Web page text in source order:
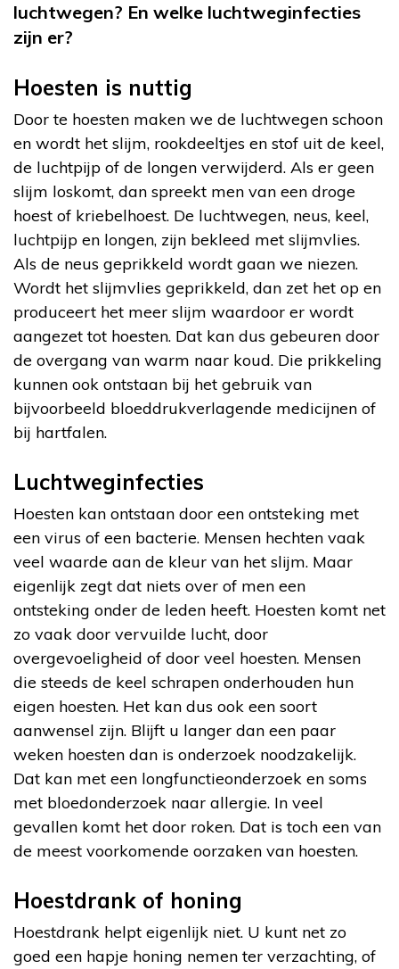
luchtwegen? En welke luchtweginfecties
zijn er?
Hoesten is nuttig
Door te hoesten maken we de luchtwegen schoon
en wordt het slijm, rookdeeltjes en stof uit de keel,
de luchtpijp of de longen verwijderd. Als er geen
slijm loskomt, dan spreekt men van een droge
hoest of kriebelhoest. De luchtwegen, neus, keel,
luchtpijp en longen, zijn bekleed met slijmvlies.
Als de neus geprikkeld wordt gaan we niezen.
Wordt het slijmvlies geprikkeld, dan zet het op en
produceert het meer slijm waardoor er wordt
aangezet tot hoesten. Dat kan dus gebeuren door
de overgang van warm naar koud. Die prikkeling
kunnen ook ontstaan bij het gebruik van
bijvoorbeeld bloeddrukverlagende medicijnen of
bij hartfalen.
Luchtweginfecties
Hoesten kan ontstaan door een ontsteking met
een virus of een bacterie. Mensen hechten vaak
veel waarde aan de kleur van het slijm. Maar
eigenlijk zegt dat niets over of men een
ontsteking onder de leden heeft. Hoesten komt net
zo vaak door vervuilde lucht, door
overgevoeligheid of door veel hoesten. Mensen
die steeds de keel schrapen onderhouden hun
eigen hoesten. Het kan dus ook een soort
aanwensel zijn. Blijft u langer dan een paar
weken hoesten dan is onderzoek noodzakelijk.
Dat kan met een longfunctieonderzoek en soms
met bloedonderzoek naar allergie. In veel
gevallen komt het door roken. Dat is toch een van
de meest voorkomende oorzaken van hoesten.
Hoestdrank of honing
Hoestdrank helpt eigenlijk niet. U kunt net zo
goed een hapje honing nemen ter verzachting, of